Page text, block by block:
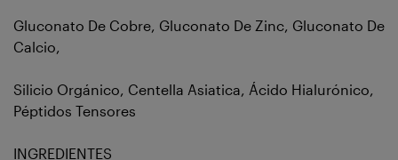
Gluconato De Cobre, Gluconato De Zinc, Gluconato De
Calcio,
Silicio Orgánico, Centella Asiatica, Ácido Hialurónico,
Péptidos Tensores
INGREDIENTES